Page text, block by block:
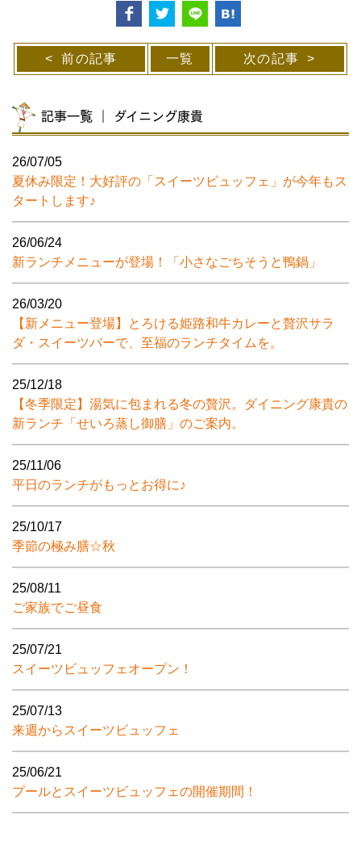
前の記事 一覧 次の記事
記事一覧 ｜ ダイニング康貴
26/07/05
夏休み限定！大好評の「スイーツビュッフェ」が今年もス
タートします♪
26/06/24
新ランチメニューが登場！「小さなごちそうと鴨鍋」
26/03/20
【新メニュー登場】とろける姫路和牛カレーと贅沢サラ
ダ・スイーツバーで、至福のランチタイムを。
25/12/18
【冬季限定】湯気に包まれる冬の贅沢。ダイニング康貴の
新ランチ「せいろ蒸し御膳」のご案内。
25/11/06
平日のランチがもっとお得に♪
25/10/17
季節の極み膳☆秋
25/08/11
ご家族でご昼食
25/07/21
スイーツビュッフェオープン！
25/07/13
来週からスイーツビュッフェ
25/06/21
プールとスイーツビュッフェの開催期間！